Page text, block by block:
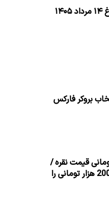
بروکر فارکس
3600 تومانی قیمت نقره /
گرم نقره کانال 200 هزار تومانی را